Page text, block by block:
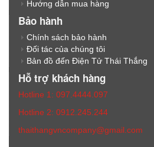
Hướng dẫn mua hàng
Bảo hành
Chính sách bảo hành
Đối tác của chúng tôi
Bản đồ đến Điện Tử Thái Thắng
Hỗ trợ khách hàng
Hotline 1: 097.4444.097
Hotline 2: 0912.245.244
thaithangvncompany@gmail.com